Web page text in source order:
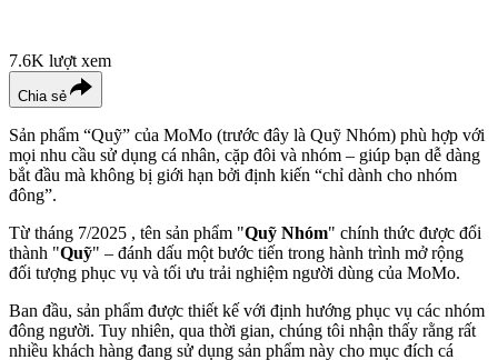
7.6K lượt xem
Chia sẻ
Sản phẩm “Quỹ” của MoMo (trước đây là Quỹ Nhóm) phù hợp với
mọi nhu cầu sử dụng cá nhân, cặp đôi và nhóm – giúp bạn dễ dàng
bắt đầu mà không bị giới hạn bởi định kiến “chỉ dành cho nhóm
đông”.
Từ tháng 7/2025 , tên sản phẩm "Quỹ Nhóm" chính thức được đổi
thành "Quỹ" – đánh dấu một bước tiến trong hành trình mở rộng
đối tượng phục vụ và tối ưu trải nghiệm người dùng của MoMo.
Ban đầu, sản phẩm được thiết kế với định hướng phục vụ các nhóm
đông người. Tuy nhiên, qua thời gian, chúng tôi nhận thấy rằng rất
nhiều khách hàng đang sử dụng sản phẩm này cho mục đích cá